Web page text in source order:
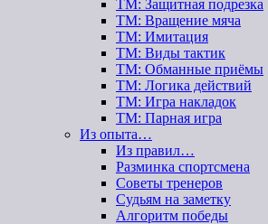
ТМ: Защитная подрезка
ТМ: Вращение мяча
ТМ: Имитация
ТМ: Виды тактик
ТМ: Обманные приёмы
ТМ: Логика действий
ТМ: Игра накладок
ТМ: Парная игра
Из опыта…
Из правил…
Разминка спортсмена
Советы тренеров
Судьям на заметку
Алгоритм победы